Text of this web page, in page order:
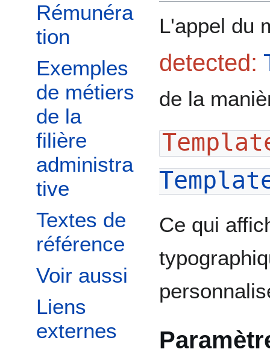
Rémunéra
tion
Exemples
de métiers
de la
filière
administra
tive
Textes de
référence
Voir aussi
Liens
externes
L'appel du
detected:
de la
Ce qui